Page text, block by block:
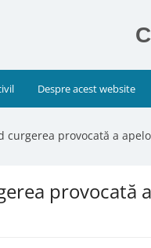
Despre acest website
curgerea provocată a
provocată